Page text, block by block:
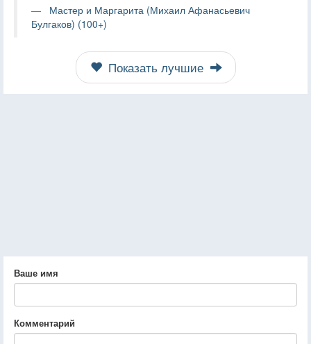
Мастер и Маргарита (Михаил Афанасьевич
Булгаков) (100+)
Показать лучшие
Ваше имя
Комментарий